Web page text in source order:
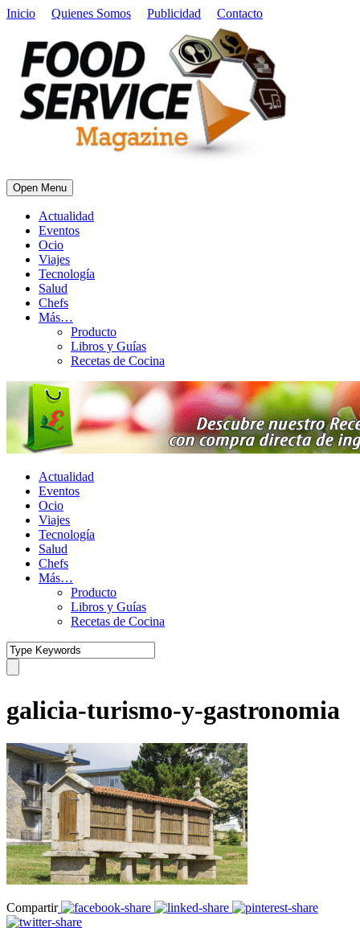
Inicio Quienes Somos Publicidad Contacto
Open Menu
Actualidad
Eventos
Ocio
Viajes
Tecnología
Salud
Chefs
Más…
Producto
Libros y Guías
Recetas de Cocina
Actualidad
Eventos
Ocio
Viajes
Tecnología
Salud
Chefs
Más…
Producto
Libros y Guías
Recetas de Cocina
galicia-turismo-y-gastronomia
Compartir